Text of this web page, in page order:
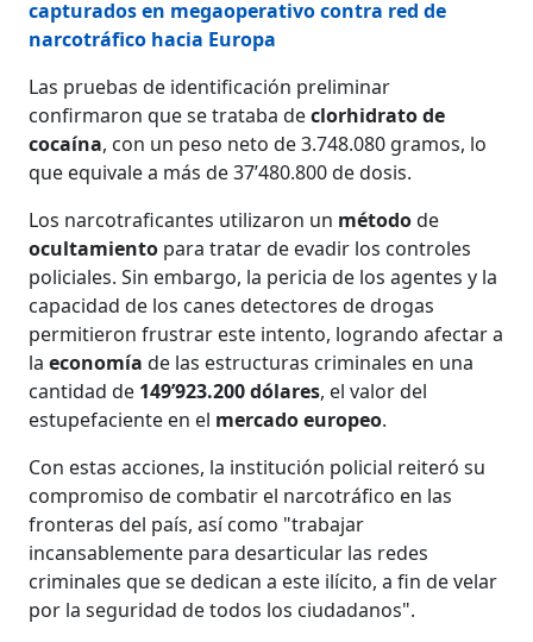
capturados en megaoperativo contra red de
narcotráfico hacia Europa
Las pruebas de identificación preliminar
confirmaron que se trataba declorhidrato de
cocaína, con un peso neto de 3.748.080 gramos, lo
que equivale a más de 37’480.800 de dosis.
Los narcotraficantes utilizaron un métodode
ocultamiento para tratar de evadir los controles
policiales. Sin embargo, la pericia de los agentes y la
capacidad de los canes detectores de drogas
permitieron frustrar este intento, logrando afectar a
laeconomía de las estructuras criminales en una
cantidad de 149’923.200 dólares, el valor del
estupefaciente en el mercado europeo.
Con estas acciones, la institución policial reiteró su
compromiso de combatir el narcotráfico en las
fronteras del país, así como "trabajar
incansablemente para desarticular las redes
criminales que se dedican a este ilícito, a fin de velar
por la seguridad de todos los ciudadanos".